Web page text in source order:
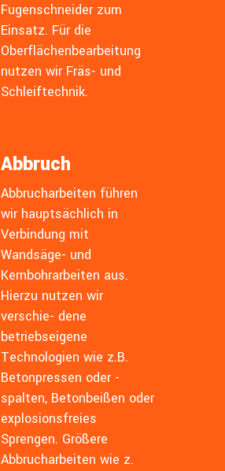
Fugenschneider zum
Einsatz. Für die
Oberflächenbearbeitung
nutzen wir Fräs- und
Schleiftechnik.
Abbruch
Abbrucharbeiten führen
wir hauptsächlich in
Verbindung mit
Wandsäge- und
Kernbohrarbeiten aus.
Hierzu nutzen wir
verschie- dene
betriebseigene
Technologien wie z.B.
Betonpressen oder -
spalten, Betonbeißen oder
explosionsfreies
Sprengen. Größere
Abbrucharbeiten wie z.